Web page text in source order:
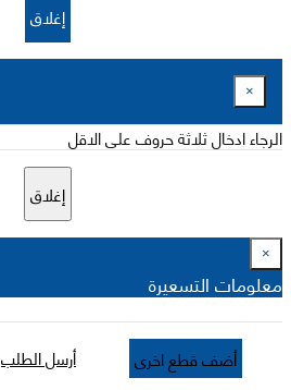
إغلاق
×
الرجاء ادخال ثلاثة حروف على الاقل
إغلاق
×
معلومات التسعيرة
أضف قطع اخرى أرسل الطلب